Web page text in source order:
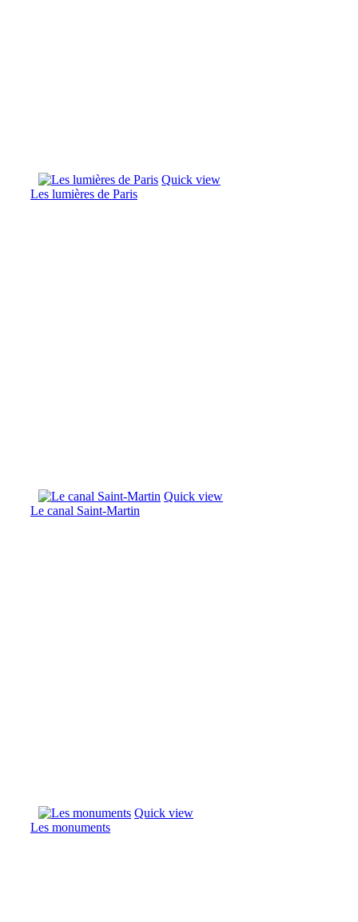
Quick view
Les lumières de Paris
Quick view
Le canal Saint-Martin
Quick view
Les monuments